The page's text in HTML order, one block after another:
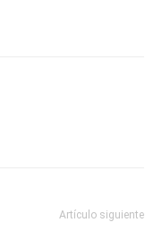
Artículo siguiente